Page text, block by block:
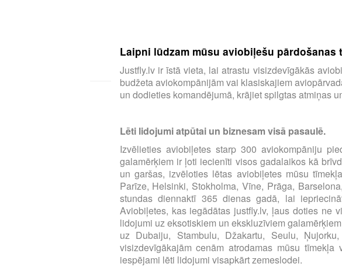
Laipni lūdzam mūsu aviobiļešu
Justfly.lv ir īstā vieta, lai atrastu visizdevīgākās
budžeta aviokompānijām vai klasiskajiem
un dodieties komandējumā, krājiet spilgtas atmiņas
Lēti lidojumi atpūtai un biznesam visā pasaulē.
Izvēlieties aviobiļetes starp 300 aviokompāniju
galamērķiem ir ļoti iecienīti visos gadalaikos kā
un garšas, izvēloties lētas aviobiļetes mūsu
Parīze, Helsinki, Stokholma, Vīne, Prāga,
stundas diennaktī 365 dienas gadā, lai
Aviobiļetes, kas iegādātas justfly.lv, ļaus doties ne
lidojumi uz eksotiskiem un ekskluzīviem
uz Dubaiju, Stambulu, Džakartu, Seulu,
visizdevīgākajām cenām atrodamas mūsu
iespējami lēti lidojumi visapkārt zemeslodei.